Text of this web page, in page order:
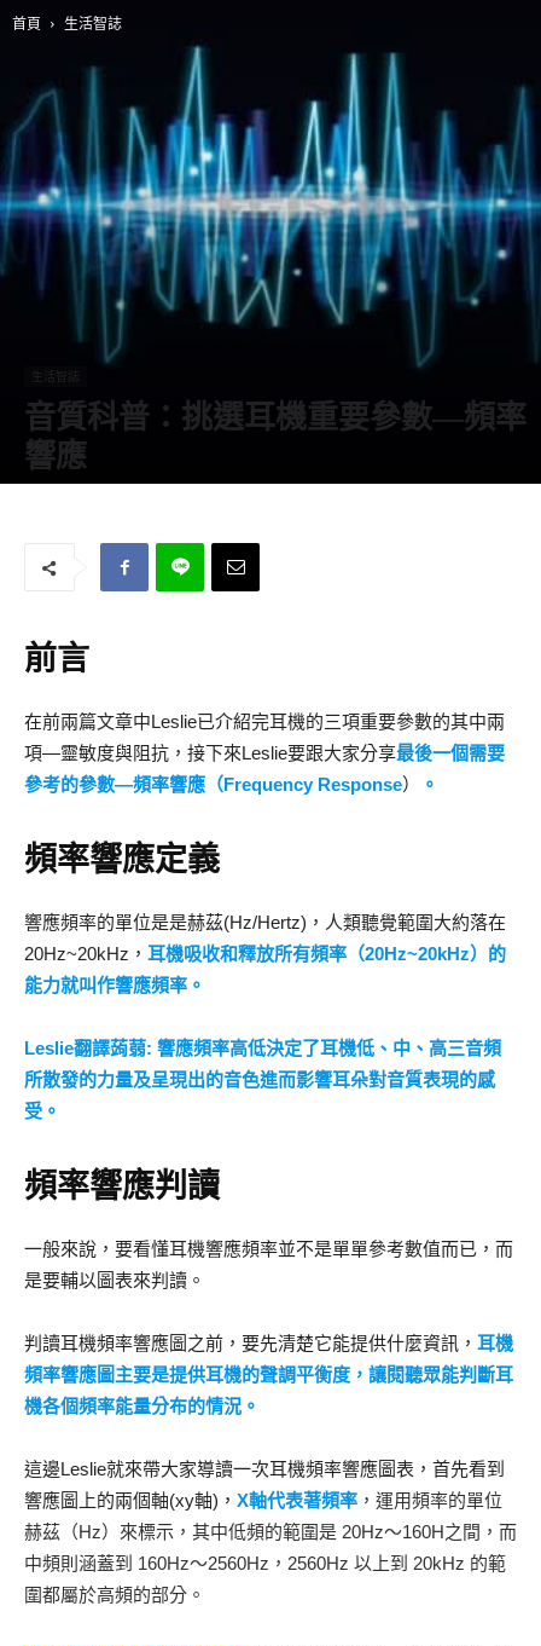
首頁 生活智誌
生活智誌
音質科普：挑選耳機重要參數—頻率
響應
前言
在前兩篇文章中Leslie已介紹完耳機的三項重要參數的其中兩
項—靈敏度與阻抗，接下來Leslie要跟大家分享最後一個需要
參考的參數—頻率響應（Frequency Response） 。
頻率響應定義
響應頻率的單位是是赫茲(Hz/Hertz)，人類聽覺範圍大約落在
20Hz~20kHz， 耳機吸收和釋放所有頻率（20Hz~20kHz）的
能力就叫作響應頻率。
Leslie翻譯蒟蒻: 響應頻率高低決定了耳機低、中、高三音頻
所散發的力量及呈現出的音色進而影響耳朵對音質表現的感
受。
頻率響應判讀
一般來說，要看懂耳機響應頻率並不是單單參考數值而已，而
是要輔以圖表來判讀。
判讀耳機頻率響應圖之前，要先清楚它能提供什麼資訊， 耳機
頻率響應圖主要是提供耳機的聲調平衡度，讓閱聽眾能判斷耳
機各個頻率能量分布的情況。
這邊Leslie就來帶大家導讀一次耳機頻率響應圖表，首先看到
響應圖上的兩個軸(xy軸)， X軸代表著頻率 ，運用頻率的單位
赫茲（Hz）來標示，其中低頻的範圍是 20Hz～160H之間，而
中頻則涵蓋到 160Hz～2560Hz，2560Hz 以上到 20kHz 的範
圍都屬於高頻的部分。